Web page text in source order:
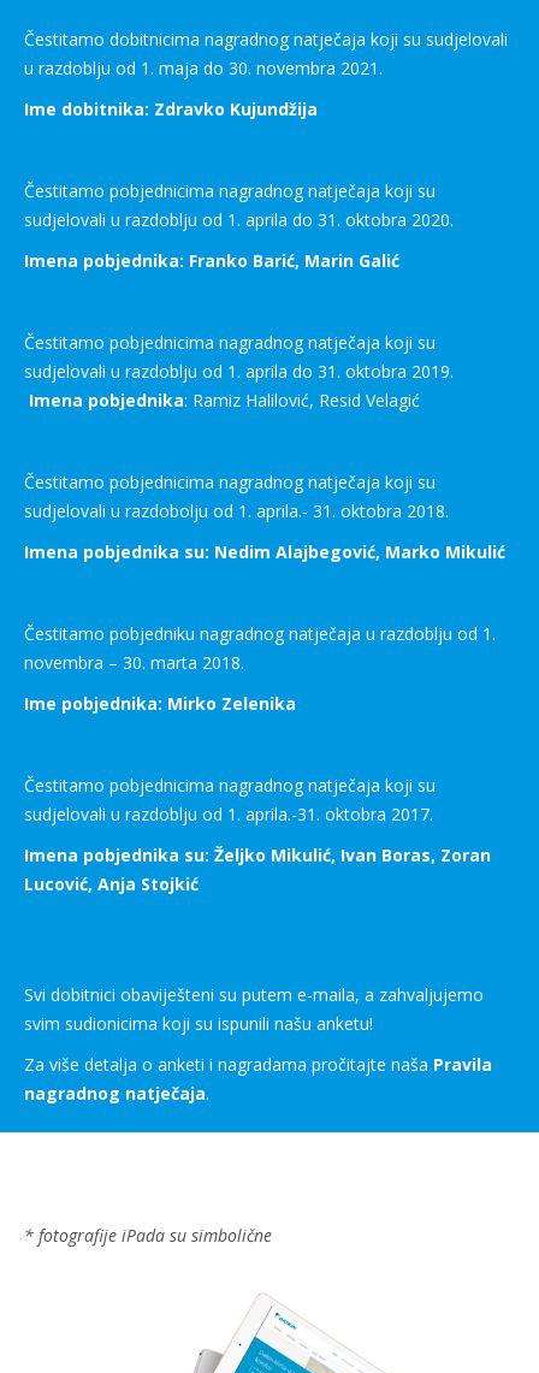
Čestitamo dobitnicima nagradnog natječaja koji su sudjelovali
u razdoblju od 1. maja do 30. novembra 2021.
Ime dobitnika: Zdravko Kujundžija
Čestitamo pobjednicima nagradnog natječaja koji su
sudjelovali u razdoblju od 1. aprila do 31. oktobra 2020.
Imena pobjednika: Franko Barić, Marin Galić
Čestitamo pobjednicima nagradnog natječaja koji su
sudjelovali u razdoblju od 1. aprila do 31. oktobra 2019.
Imena pobjednika: Ramiz Halilović, Resid Velagić
Čestitamo pobjednicima nagradnog natječaja koji su
sudjelovali u razdobolju od 1. aprila.- 31. oktobra 2018.
Imena pobjednika su: Nedim Alajbegović, Marko Mikulić
Čestitamo pobjedniku nagradnog natječaja u razdoblju od 1.
novembra – 30. marta 2018.
Ime pobjednika: Mirko Zelenika
Čestitamo pobjednicima nagradnog natječaja koji su
sudjelovali u razdoblju od 1. aprila.-31. oktobra 2017.
Imena pobjednika su: Željko Mikulić, Ivan Boras, Zoran
Lucović, Anja Stojkić
Svi dobitnici obaviješteni su putem e-maila, a zahvaljujemo
svim sudionicima koji su ispunili našu anketu!
Za više detalja o anketi i nagradama pročitajte naša Pravila
nagradnog natječaja.
* fotografije iPada su simbolične